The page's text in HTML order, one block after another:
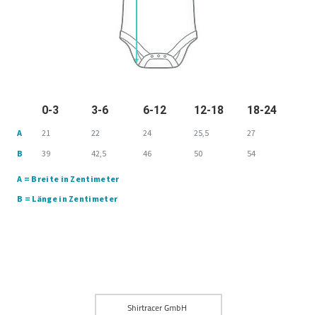
0-3 3-6 6-12 12-18 18-24
A 21 22 24 25,5
27
B
39 42,5 46 50 54
A = Breite in Zentimeter
B = Länge in Zentimeter